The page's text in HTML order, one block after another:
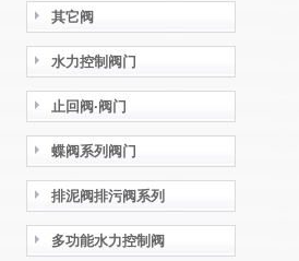
其它阀
水力控制阀门
止回阀·阀门
蝶阀系列阀门
排泥阀排污阀系列
多功能水力控制阀